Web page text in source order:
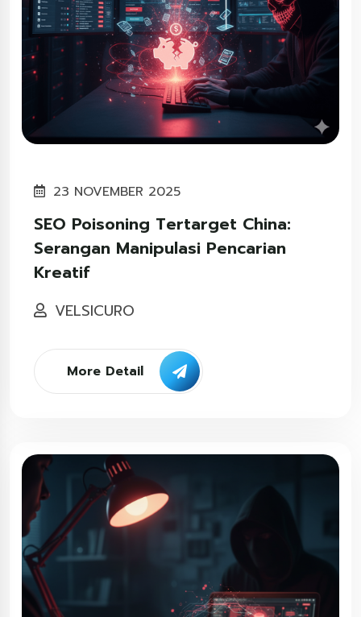
23 NOVEMBER 2025
SEO Poisoning Tertarget China:
Serangan Manipulasi Pencarian
Kreatif
VELSICURO
More Detail